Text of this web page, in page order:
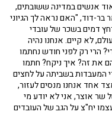
אנשים במדינה ששובתים,
בר-דוד, "האם נראה לך הגיוני
דמים בשכר של עובדי
לא קיים. אנחנו נהיה
הרי רק לפני חודש נחתמו
את זה? איך ניקח? חתמו
המעבדות בשביתה על לחצים
אחד אנחנו מנסים לעזור,
שר אוצר, אני לא יודע מי
יח"צ על הגב של העובדים